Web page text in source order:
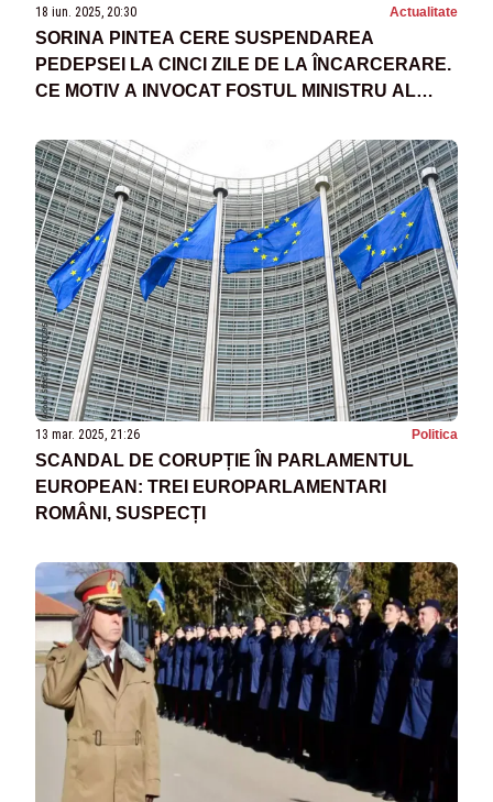
18 iun. 2025, 20:30 Actualitate
SORINA PINTEA CERE SUSPENDAREA
PEDEPSEI LA CINCI ZILE DE LA ÎNCARCERARE.
CE MOTIV A INVOCAT FOSTUL MINISTRU AL
13 mar. 2025, 21:26 Politica
SCANDAL DE CORUPȚIE ÎN PARLAMENTUL
EUROPEAN: TREI EUROPARLAMENTARI
ROMÂNI, SUSPECȚI